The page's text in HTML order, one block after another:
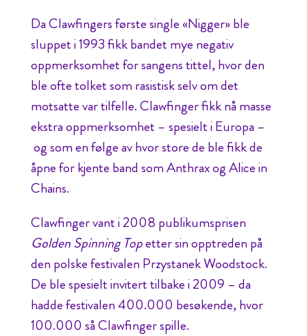
Da Clawfingers første single «Nigger» ble
sluppet i 1993 fikk bandet mye negativ
oppmerksomhet for sangens tittel, hvor den
ble ofte tolket som rasistisk selv om det
motsatte var tilfelle. Clawfinger fikk nå masse
ekstra oppmerksomhet – spesielt i Europa –
og som en følge av hvor store de ble fikk de
åpne for kjente band som Anthrax og Alice in
Chains.
Clawfinger vant i 2008 publikumsprisen
Golden Spinning Topetter sin opptreden på
den polske festivalen Przystanek Woodstock.
De ble spesielt invitert tilbake i 2009 – da
hadde festivalen 400.000 besøkende, hvor
100.000 så Clawfinger spille.